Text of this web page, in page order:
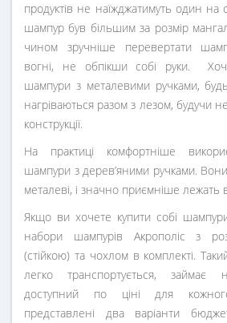
продуктів не наїжджатимуть один
шампур був більшим за розмір
чином зручніше перевертати
вогні, не обпікши собі руки.
шампури з металевими ручками,
нагріваються разом з лезом, будучи
конструкції.
На практиці комфортніше
шампури з дерев’яними ручками.
металеві, і значно приємніше лежать
Якщо ви хочете купити собі
набори шампурів Акрополіс з
(стійкою) та чохлом в комплекті.
легко транспортується, займає
доступний по ціні для
представлені два варіанти